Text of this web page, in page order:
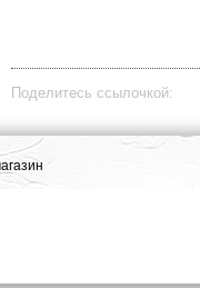
Поделитесь ссылочкой: